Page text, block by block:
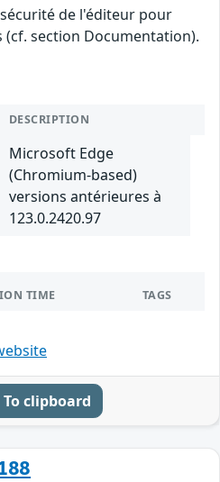
de l'éditeur pour
section Documentation).
DESCRIPTION
Microsoft Edge
(Chromium-based)
versions antérieures à
123.0.2420.97
TIME TAGS
To clipboard